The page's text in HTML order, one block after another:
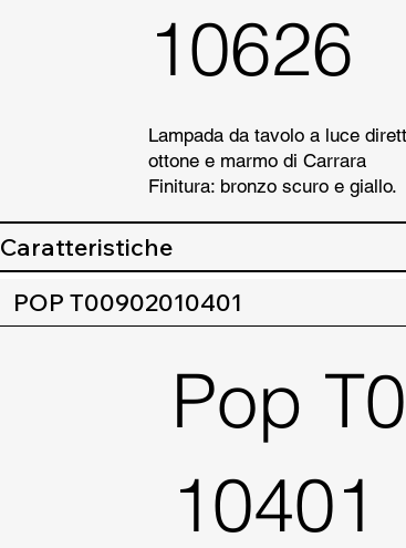
10626
Lampada da tavolo a luce
ottone e marmo di Carrara
Finitura: bronzo scuro e giallo.
Caratteristiche
POP T00902010401
Pop
10401